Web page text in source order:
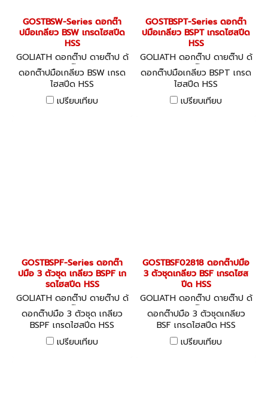
GOSTBSW-Series ดอกต๊า
ปมือเกลียว BSW เกรดไฮสปีด
HSS
GOLIATH ดอกต๊าป ดายต๊าป ด้
ามต๊าป
ดอกต๊าปมือเกลียว BSW เกรด
ไฮสปีด HSS
เปรียบเทียบ
GOSTBSPT-Series ดอกต๊า
ปมือเกลียว BSPT เกรดไฮสปีด
HSS
GOLIATH ดอกต๊าป ดายต๊าป ด้
ามต๊าป
ดอกต๊าปมือเกลียว BSPT เกรด
ไฮสปีด HSS
เปรียบเทียบ
GOSTBSPF-Series ดอกต๊า
ปมือ 3 ตัวชุด เกลียว BSPF เก
รดไฮสปีด HSS
GOLIATH ดอกต๊าป ดายต๊าป ด้
ามต๊าป
ดอกต๊าปมือ 3 ตัวชุด เกลียว
BSPF เกรดไฮสปีด HSS
เปรียบเทียบ
GOSTBSF02818 ดอกต๊าปมือ
3 ตัวชุดเกลียว BSF เกรดไฮส
ปีด HSS
GOLIATH ดอกต๊าป ดายต๊าป ด้
ามต๊าป
ดอกต๊าปมือ 3 ตัวชุดเกลียว
BSF เกรดไฮสปีด HSS
เปรียบเทียบ